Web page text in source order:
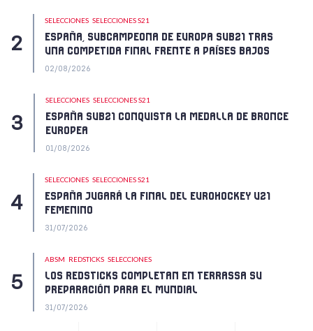
SELECCIONES SELECCIONES S21
ESPAÑA, SUBCAMPEONA DE EUROPA SUB21 TRAS
UNA COMPETIDA FINAL FRENTE A PAÍSES BAJOS
02/08/2026
SELECCIONES SELECCIONES S21
ESPAÑA SUB21 CONQUISTA LA MEDALLA DE BRONCE
EUROPEA
01/08/2026
SELECCIONES SELECCIONES S21
ESPAÑA JUGARÁ LA FINAL DEL EUROHOCKEY U21
FEMENINO
31/07/2026
ABSM REDSTICKS SELECCIONES
LOS REDSTICKS COMPLETAN EN TERRASSA SU
PREPARACIÓN PARA EL MUNDIAL
31/07/2026